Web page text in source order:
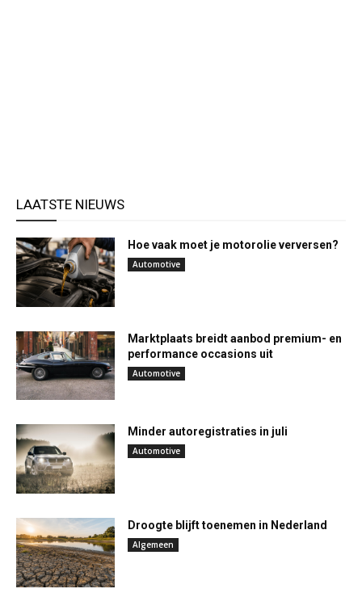
LAATSTE NIEUWS
Hoe vaak moet je motorolie verversen?
Automotive
Marktplaats breidt aanbod premium- en
performance occasions uit
Automotive
Minder autoregistraties in juli
Automotive
Droogte blijft toenemen in Nederland
Algemeen